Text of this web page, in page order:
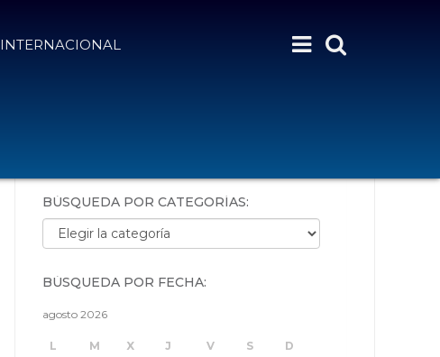
INTERNACIONAL
BÚSQUEDA POR CATEGORÍAS:
Búsqueda por categorías:
BÚSQUEDA POR FECHA:
agosto 2026
L M X J V S D